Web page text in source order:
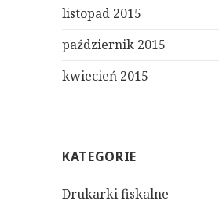
listopad 2015
październik 2015
kwiecień 2015
KATEGORIE
Drukarki fiskalne